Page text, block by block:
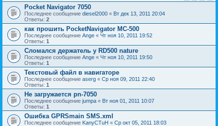
Pocket Navigator 7050
Последнее сообщение diesel2000 « Вт дек 13, 2011 20:04
Ответы: 2
как прошить PocketNavigator MC-500
Последнее сообщение Ange « Чт ноя 10, 2011 19:52
Ответы: 1
Сломался держатель у RD500 nature
Последнее сообщение Ange « Чт ноя 10, 2011 19:50
Ответы: 1
Текстовый файл в навигаторе
Последнее сообщение aserg « Ср ноя 09, 2011 22:40
Ответы: 1
Не загружается pn-7050
Последнее сообщение jumpa « Вт ноя 01, 2011 10:07
Ответы: 1
Ошибка GPRSmain SMS.xml
Последнее сообщение KanyCTuH « Ср окт 05, 2011 18:03